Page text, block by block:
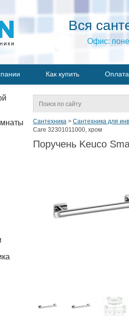
Вся
Офис:
Как купить Оплата
Сантехника > Сантехника для
Care 32301011000, хром
Поручень Keuco